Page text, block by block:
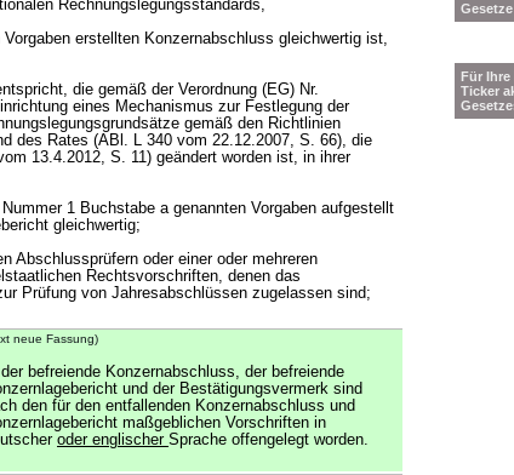
Rechnungslegungsstandards,
erstellten Konzernabschluss gleichwertig ist,
die gemäß der Verordnung (EG) Nr.
eines Mechanismus zur Festlegung der
gemäß den Richtlinien
des Rates (ABl. L 340 vom 22.12.2007, S. 66), die
13.4.2012, S. 11) geändert worden ist, in ihrer
1 Buchstabe a genannten Vorgaben aufgestellt
gleichwertig;
Abschlussprüfern oder einer oder mehreren
Rechtsvorschriften, denen das
Prüfung von Jahresabschlüssen zugelassen sind;
neue Fassung)
befreiende Konzernabschluss, der befreiende
und der Bestätigungsvermerk sind
den für den entfallenden Konzernabschluss und
maßgeblichen Vorschriften in
oder englischer Sprache offengelegt worden.
Für Ihre
Ticker